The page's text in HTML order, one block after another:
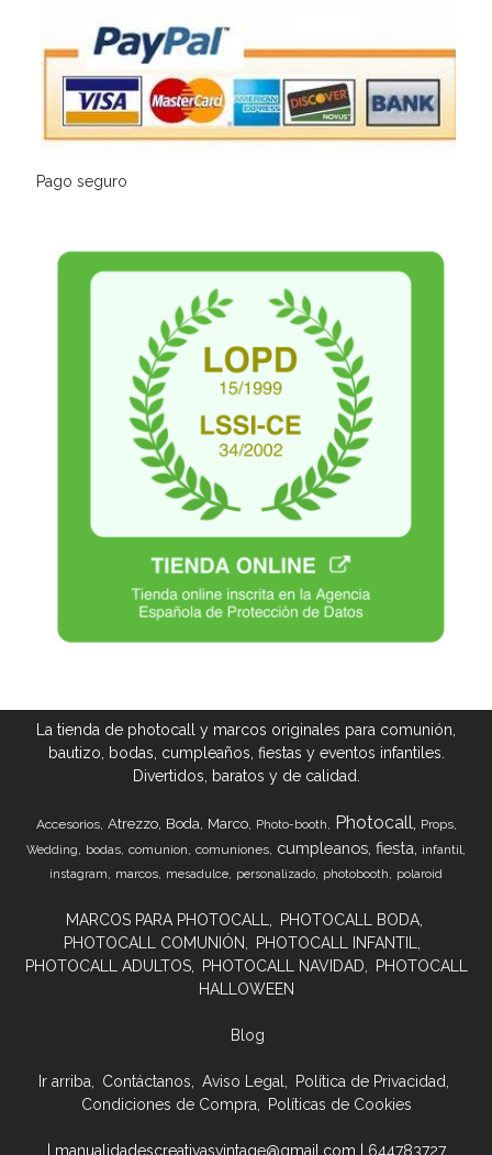
Pago seguro
La tienda de photocall y marcos originales para comunión,
bautizo, bodas, cumpleaños, fiestas y eventos infantiles.
Divertidos, baratos y de calidad.
Accesorios Atrezzo Boda Marco Photo-booth Photocall Props
Wedding bodas comunion comuniones cumpleanos fiesta infantil
instagram marcos mesadulce personalizado photobooth polaroid
MARCOS PARA PHOTOCALL
PHOTOCALL BODA
PHOTOCALL COMUNIÓN
PHOTOCALL INFANTIL
PHOTOCALL ADULTOS
PHOTOCALL NAVIDAD
PHOTOCALL
HALLOWEEN
Blog
Ir arriba Contáctanos Aviso Legal
Política de Privacidad
Condiciones de Compra
Políticas de Cookies
| manualidadescreativasvintage@gmail.com | 644783727